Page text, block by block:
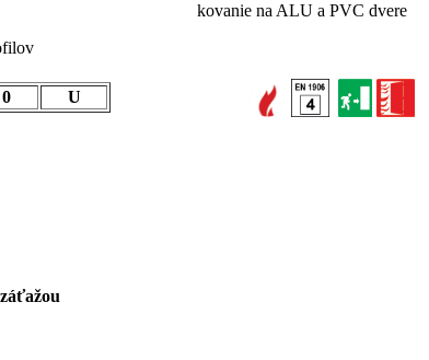
kovanie na ALU a PVC dvere
0 U